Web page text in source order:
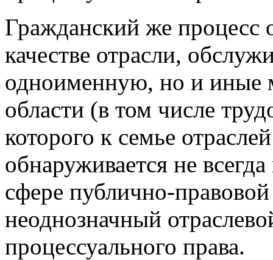
Гражданский же процесс
качестве отрасли,
одноименную, но и иные
области (в том числе
которого к семье
обнаруживается не
сфере публично-
неоднозначный
процессуального права.